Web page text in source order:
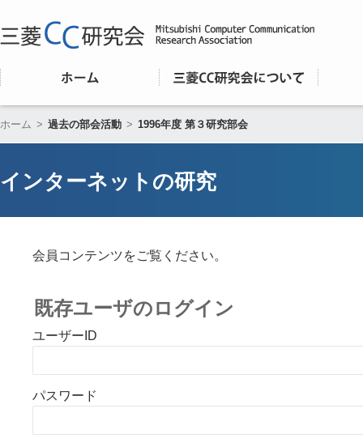
ホーム > 過去の部会活動 > 1996年度 第３研究部会
インターネットの研究
会員コンテンツをご覧ください。
既存ユーザのログイン
ユーザーID
パスワード